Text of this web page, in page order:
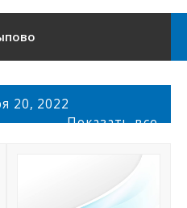
20, 2022
Показать все